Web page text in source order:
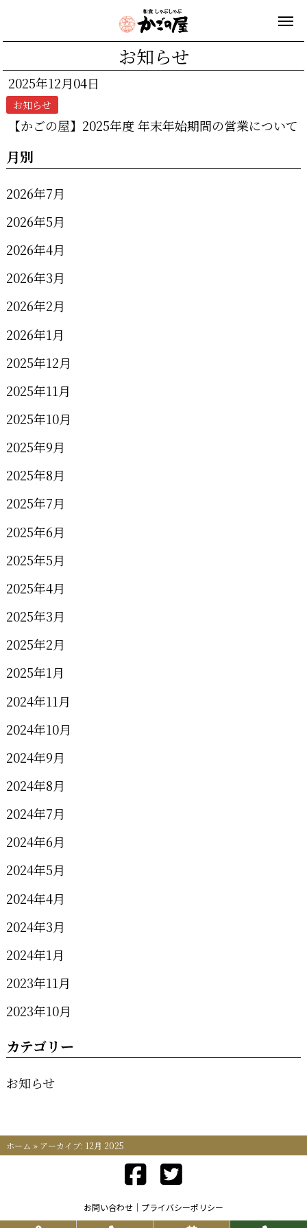
お知らせ
2025年12月04日
お知らせ
【かごの屋】2025年度 年末年始期間の営業について
月別
2026年7月
2026年5月
2026年4月
2026年3月
2026年2月
2026年1月
2025年12月
2025年11月
2025年10月
2025年9月
2025年8月
2025年7月
2025年6月
2025年5月
2025年4月
2025年3月
2025年2月
2025年1月
2024年11月
2024年10月
2024年9月
2024年8月
2024年7月
2024年6月
2024年5月
2024年4月
2024年3月
2024年1月
2023年11月
2023年10月
カテゴリー
お知らせ
ホーム » アーカイブ: 12月 2025
お問い合わせ プライバシーポリシー